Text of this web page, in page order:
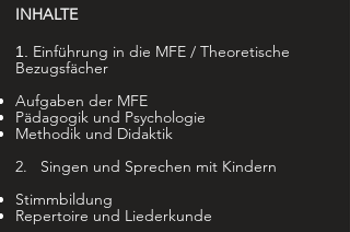
INHALTE
1. Einführung in die MFE / Theoretische
Bezugsfächer
Aufgaben der MFE
Pädagogik und Psychologie
Methodik und Didaktik
2. Singen und Sprechen mit Kindern
Stimmbildung
Repertoire und Liederkunde